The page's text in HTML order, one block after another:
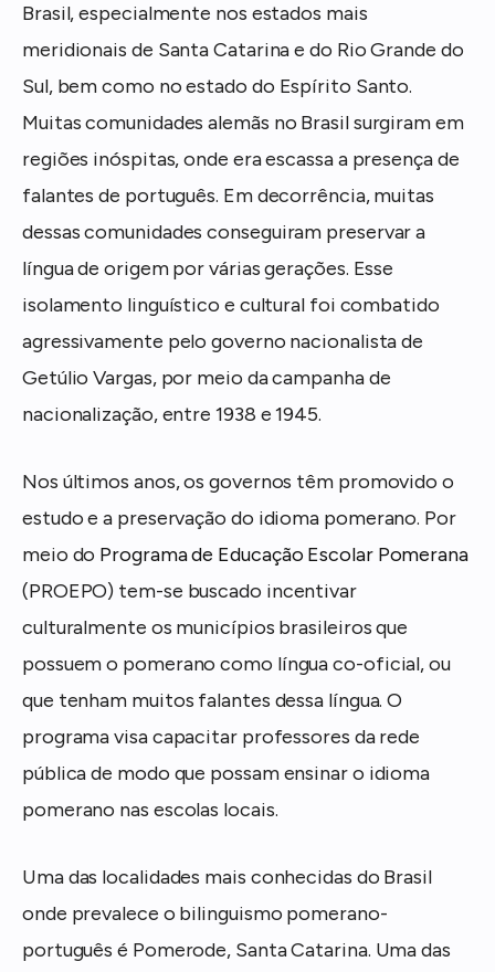
Brasil, especialmente nos estados mais
meridionais de Santa Catarina e do Rio Grande do
Sul, bem como no estado do Espírito Santo.
Muitas comunidades alemãs no Brasil surgiram em
regiões inóspitas, onde era escassa a presença de
falantes de português. Em decorrência, muitas
dessas comunidades conseguiram preservar a
língua de origem por várias gerações. Esse
isolamento linguístico e cultural foi combatido
agressivamente pelo governo nacionalista de
Getúlio Vargas, por meio da campanha de
nacionalização, entre 1938 e 1945.
Nos últimos anos, os governos têm promovido o
estudo e a preservação do idioma pomerano. Por
meio do Programa de Educação Escolar Pomerana
(PROEPO) tem-se buscado incentivar
culturalmente os municípios brasileiros que
possuem o pomerano como língua co-oficial, ou
que tenham muitos falantes dessa língua. O
programa visa capacitar professores da rede
pública de modo que possam ensinar o idioma
pomerano nas escolas locais.
Uma das localidades mais conhecidas do Brasil
onde prevalece o bilinguismo pomerano-
português é Pomerode, Santa Catarina. Uma das